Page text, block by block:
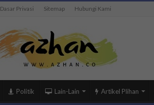
Dasar Privasi Sitemap Hubungi Kami
Politik Lain-Lain Artikel Plihan